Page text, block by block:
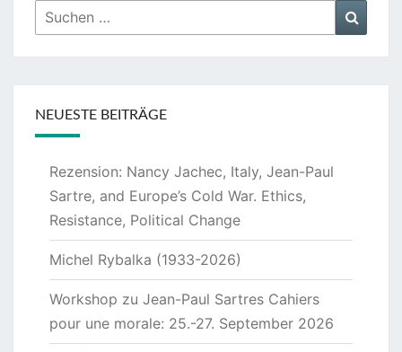
Suchen
nach:
NEUESTE BEITRÄGE
Rezension: Nancy Jachec, Italy, Jean-Paul
Sartre, and Europe’s Cold War. Ethics,
Resistance, Political Change
Michel Rybalka (1933-2026)
Workshop zu Jean-Paul Sartres Cahiers
pour une morale: 25.-27. September 2026